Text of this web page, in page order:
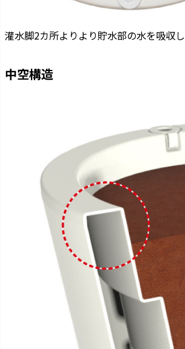
灌水脚2カ所よりより貯水部の水を吸収し
中空構造